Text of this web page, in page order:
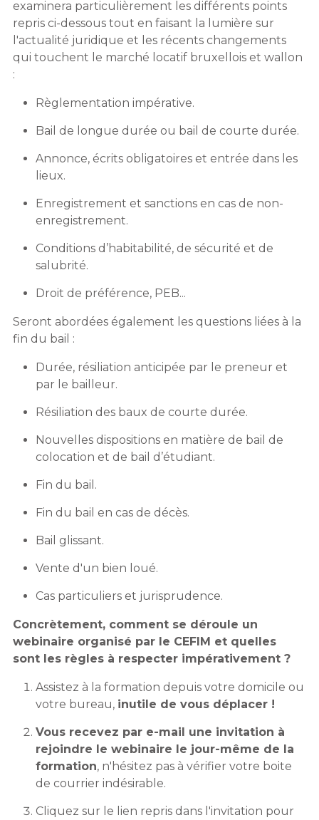
examinera particulièrement les différents points
repris ci-dessous tout en faisant la lumière sur
l'actualité juridique et les récents changements
qui touchent le marché locatif bruxellois et wallon
:
Règlementation impérative.
Bail de longue durée ou bail de courte durée.
Annonce, écrits obligatoires et entrée dans les
lieux.
Enregistrement et sanctions en cas de non-
enregistrement.
Conditions d’habitabilité, de sécurité et de
salubrité.
Droit de préférence, PEB...
Seront abordées également les questions liées à la
fin du bail :
Durée, résiliation anticipée par le preneur et
par le bailleur.
Résiliation des baux de courte durée.
Nouvelles dispositions en matière de bail de
colocation et de bail d’étudiant.
Fin du bail.
Fin du bail en cas de décès.
Bail glissant.
Vente d'un bien loué.
Cas particuliers et jurisprudence.
Concrètement, comment se déroule un
webinaire organisé par le CEFIM et quelles
sont les règles à respecter impérativement ?
Assistez à la formation depuis votre domicile ou
votre bureau, inutile de vous déplacer !
Vous recevez par e-mail une invitation à
rejoindre le webinaire le jour-même de la
formation, n'hésitez pas à vérifier votre boite
de courrier indésirable.
Cliquez sur le lien repris dans l'invitation pour